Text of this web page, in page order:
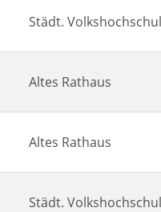
Städt.
Altes Rathaus
Altes Rathaus
Städt.